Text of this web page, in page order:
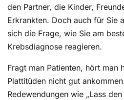
den Partner, die Kinder,
Erkrankten. Doch auch für Sie
sich die Frage, wie Sie am
Krebsdiagnose reagieren.
Fragt man Patienten, hört man
Plattitüden nicht gut
Redewendungen wie „Lass